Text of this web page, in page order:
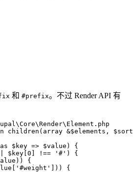
和 #prefix。不过 Render API 有
&$elements, $sort
$key => $value) {
$key[0] !== '#') {
{
{